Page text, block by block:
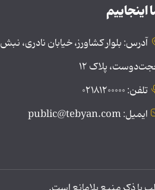
اینجاییم
آدرس: بلوار کشاورز، خیابان نادری، نبش
پلاک ۱۲
تلفن: ۰۲۱۸۱۲۰۰۰۰۰
ایمیل: public@tebyan.com